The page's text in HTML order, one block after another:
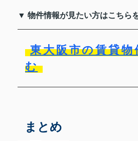
▼ 物件情報が見たい方はこちら
東大阪市の賃貸
む
まとめ